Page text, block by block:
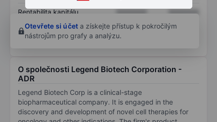
Rentabilita kapitálu XXXXXXX
XXXXXXX
Otevřete si účet a získejte přístup k pokročilým
nástrojům pro grafy a analýzu.
O společnosti Legend Biotech Corporation -
ADR
Legend Biotech Corp is a clinical-stage
biopharmaceutical company. It is engaged in the
discovery and development of novel cell therapies for